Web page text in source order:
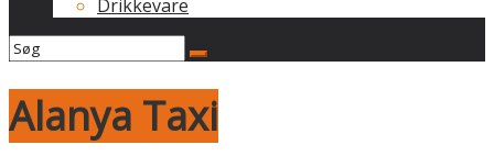
Drikkevare
Alanya Taxi